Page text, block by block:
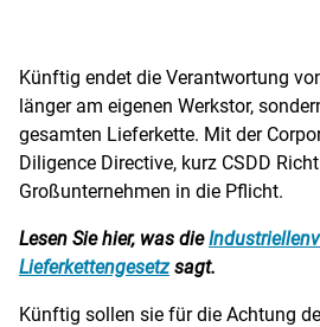
Künftig endet die Verantwortung
länger am eigenen Werkstor,
gesamten Lieferkette. Mit der
Diligence Directive, kurz CSDD
Großunternehmen in die Pflicht.
Lesen Sie hier, was die
Lieferkettengesetzsagt.
Künftig sollen sie für die Achtung